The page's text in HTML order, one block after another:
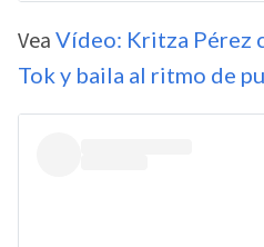
Vea Vídeo: Kritza Pérez
Tok y baila al ritmo de